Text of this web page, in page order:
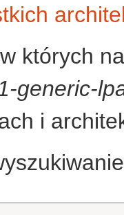
których
generic-
i